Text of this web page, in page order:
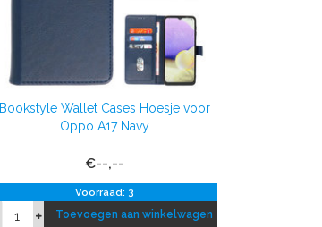
Bookstyle Wallet Cases Hoesje voor
Oppo A17 Navy
€--,--
Voorraad: 3
Toevoegen aan winkelwagen